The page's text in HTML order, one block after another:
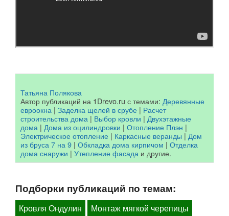
Татьяна Полякова
Автор публикаций на 1Drevo.ru с темами: Деревянные
евроокна | Заделка щелей в срубе | Расчет
строительства дома |Выбор кровли | Двухэтажные
дома | Дома из оцилиндровки| Отопление Плэн |
Электрическое отопление | Каркасные веранды |Дом
из бруса 7 на 9 | Обкладка дома кирпичом | Отделка
дома снаружи | Утепление фасадаи другие.
Подборки публикаций по темам:
Кровля Ондулин
Монтаж мягкой черепицы